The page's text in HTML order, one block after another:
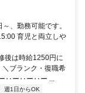
、勤務可能です。
育児と両立しや
後は時給1250円に
ブランク・復職希
‥ー‥ー‥ー ...
週1日からOK